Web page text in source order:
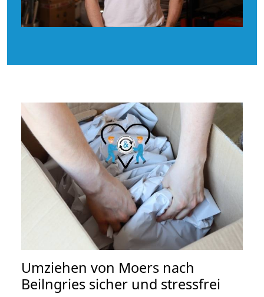
Umziehen von Moers nach
Beilngries sicher und stressfrei